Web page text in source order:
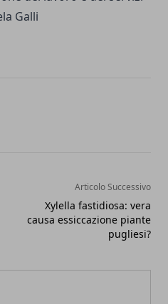
Galli
Articolo Successivo
Xylella fastidiosa: vera
causa essiccazione piante
pugliesi?